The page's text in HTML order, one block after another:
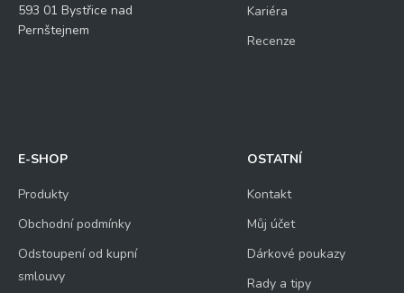
593 01 Bystřice nad
Pernštejnem
Kariéra
Recenze
E-SHOP
Produkty
Obchodní podmínky
Odstoupení od kupní
smlouvy
OSTATNÍ
Kontakt
Můj účet
Dárkové poukazy
Rady a tipy